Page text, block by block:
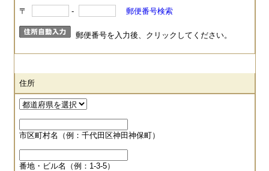
〒 - 郵便番号検索
郵便番号を入力後、クリックしてください。
住所
市区町村名（例：千代田区神田神保町）
番地・ビル名（例：1-3-5）